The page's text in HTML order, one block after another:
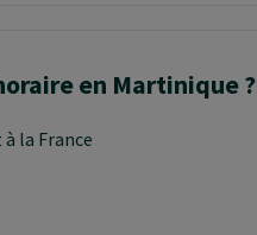
en Martinique ?
la France